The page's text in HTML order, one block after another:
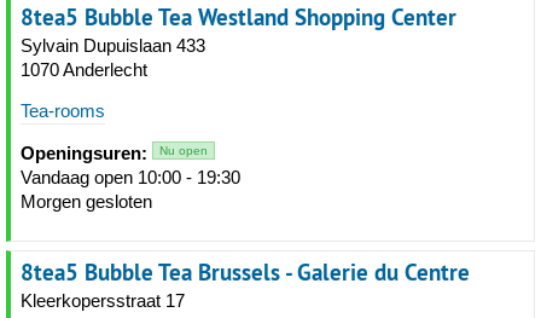
8tea5 Bubble Tea Westland Shopping Center
Sylvain Dupuislaan 433
1070 Anderlecht
Tea-rooms
Openingsuren: Nu open
Vandaag open 10:00 - 19:30
Morgen gesloten
8tea5 Bubble Tea Brussels - Galerie du Centre
Kleerkopersstraat 17